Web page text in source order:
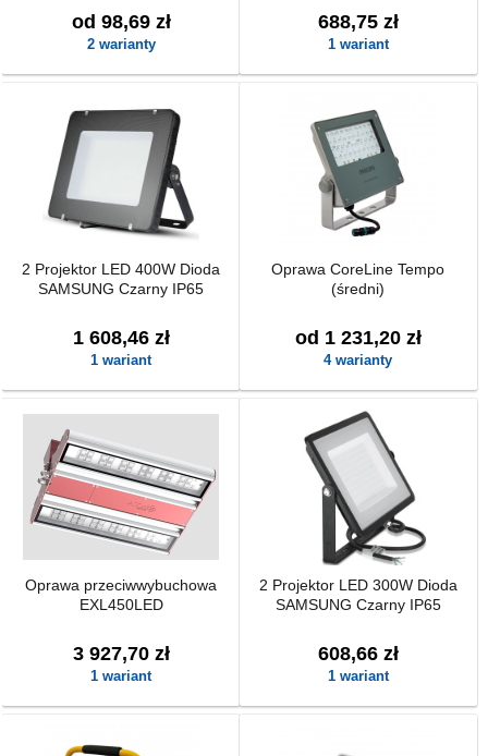
od 98,69 zł
2 warianty
688,75 zł
1 wariant
2 Projektor LED 400W Dioda
SAMSUNG Czarny IP65
1 608,46 zł
1 wariant
Oprawa CoreLine Tempo
(średni)
od 1 231,20 zł
4 warianty
Oprawa przeciwwybuchowa
EXL450LED
3 927,70 zł
1 wariant
2 Projektor LED 300W Dioda
SAMSUNG Czarny IP65
608,66 zł
1 wariant